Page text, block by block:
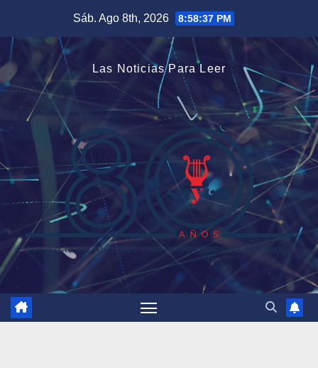
contenido
Sáb. Ago 8th, 2026 8:58:38 PM
Las Noticias Para Leer